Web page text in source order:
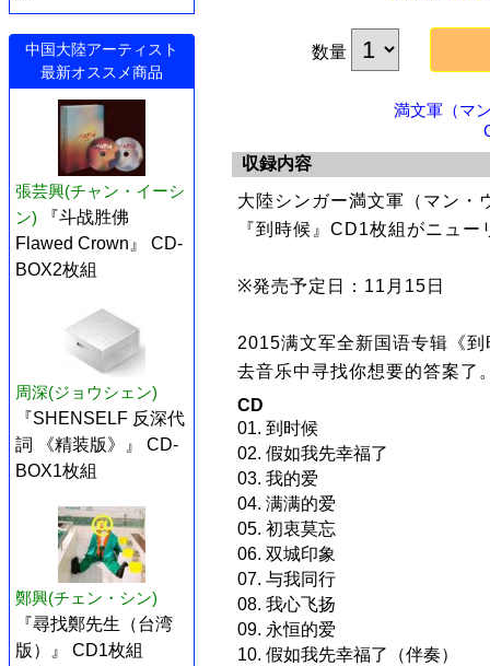
中国大陸アーティスト
最新オススメ商品
張芸興(チャン・イーシ
ン)
『斗战胜佛
Flawed Crown』 CD-
BOX2枚組
周深(ジョウシェン)
『SHENSELF 反深代
詞 《精装版》』 CD-
BOX1枚組
鄭興(チェン・シン)
『尋找鄭先生（台湾
版）』 CD1枚組
数量
満文軍（マ
収録内容
大陸シンガー満文軍（マン・
『到時候』CD1枚組がニュー
※発売予定日：11月15日
2015满文军全新国语专辑《
去音乐中寻找你想要的答案了
CD
01. 到时候
02. 假如我先幸福了
03. 我的爱
04. 满满的爱
05. 初衷莫忘
06. 双城印象
07. 与我同行
08. 我心飞扬
09. 永恒的爱
10. 假如我先幸福了（伴奏）